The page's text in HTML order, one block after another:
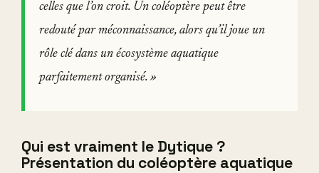
celles que l’on croit. Un coléoptère peut être
redouté par méconnaissance, alors qu’il joue un
rôle clé dans un écosystème aquatique
parfaitement organisé. »
Qui est vraiment le Dytique ?
Présentation du coléoptère aquatique